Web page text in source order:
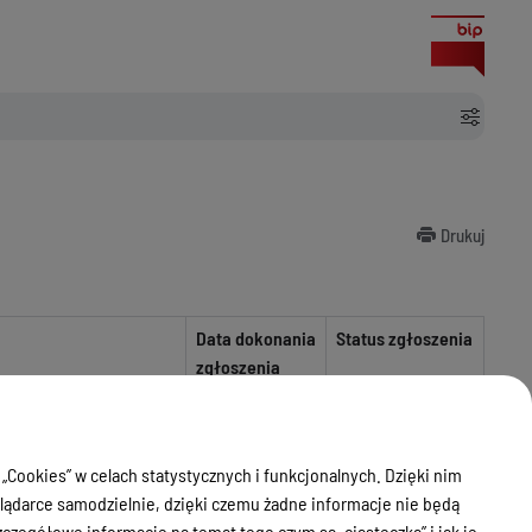
Drukuj
Data dokonania
zgłoszenia
Status zgłoszenia
02.09.2024
w celach statystycznych i funkcjonalnych. Dzięki nim
samodzielnie, dzięki czemu żadne informacje nie będą